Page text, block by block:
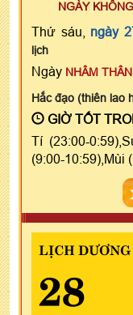
NGÀY
Thứ sáu, ngày
lịch
Ngày NHÂM THÂN
Hắc đạo (thiên lao
GIỜ TỐT
Tí (23:00-
(9:00-10:59),Mùi
LỊCH DƯƠNG
28